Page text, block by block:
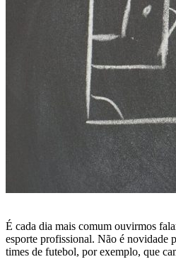
É cada dia mais comum ouvirmos
esporte profissional. Não é novidade
times de futebol, por exemplo, que